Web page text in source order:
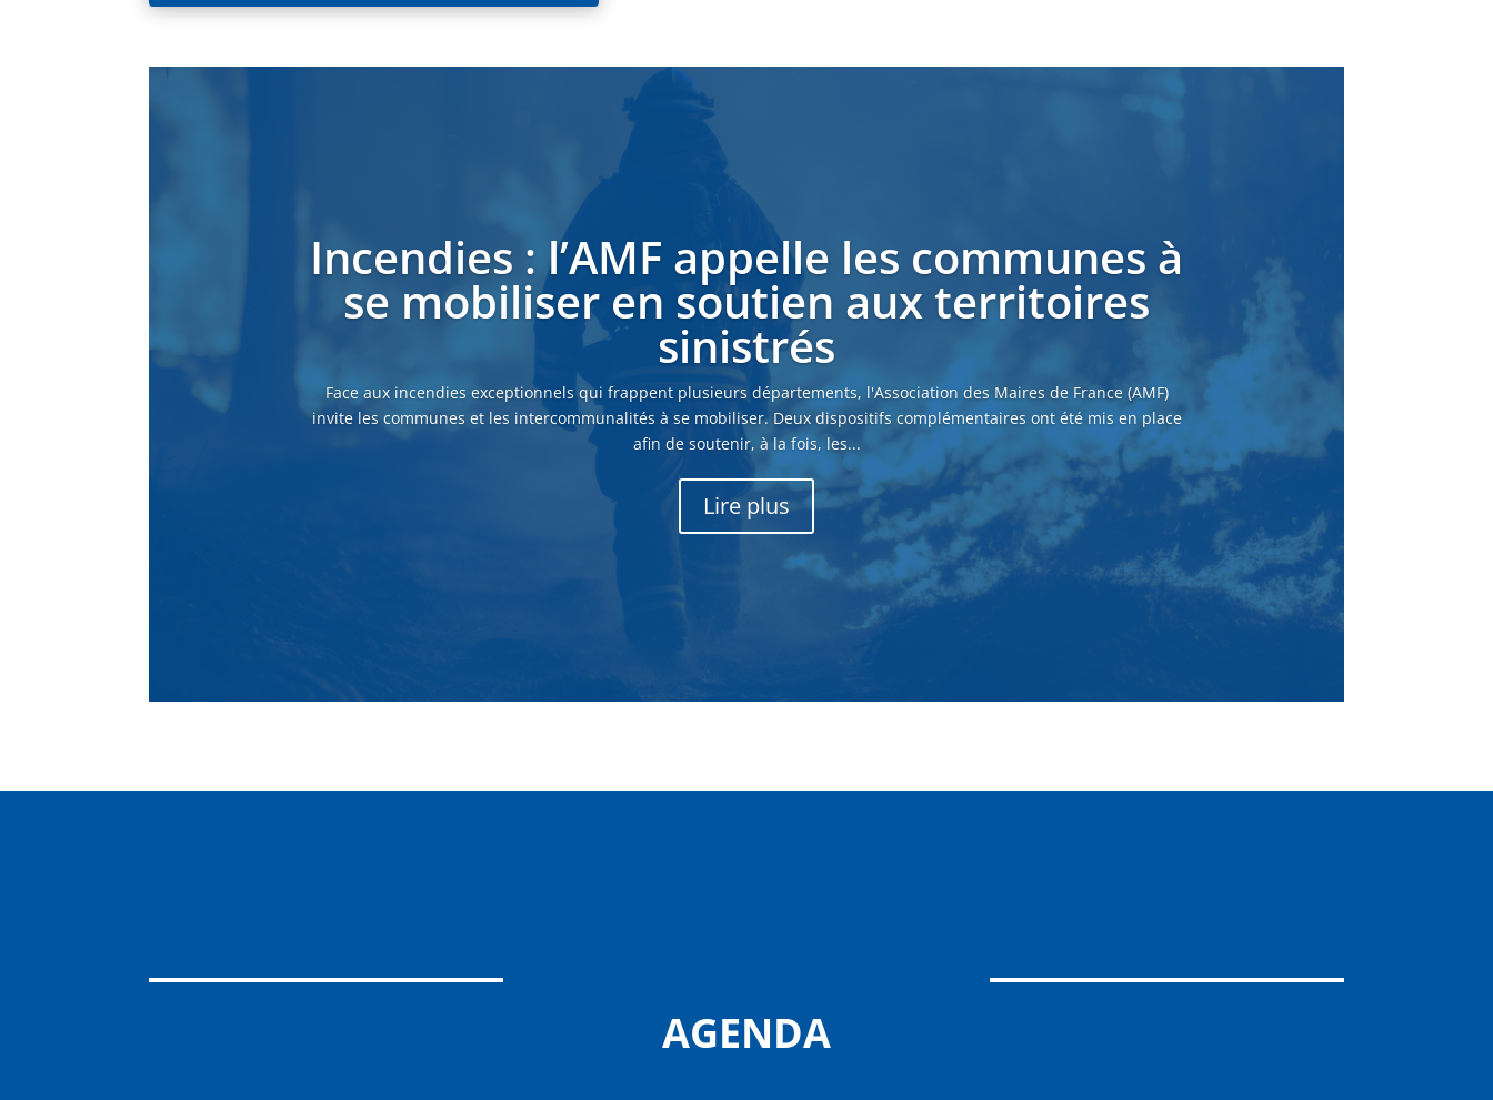
Incendies : l’AMF appelle les communes à
se mobiliser en soutien aux territoires
sinistrés
Face aux incendies exceptionnels qui frappent plusieurs départements, l'Association des Maires de France (AMF)
invite les communes et les intercommunalités à se mobiliser. Deux dispositifs complémentaires ont été mis en place
afin de soutenir, à la fois, les...
Lire plus
AGENDA